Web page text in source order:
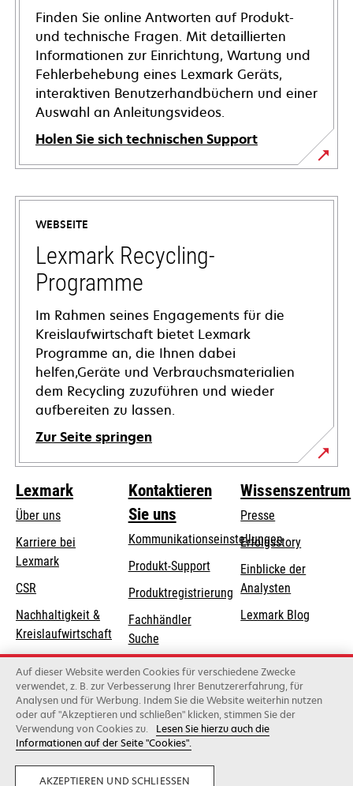
Finden Sie online Antworten auf Produkt-
und technische Fragen. Mit detaillierten
Informationen zur Einrichtung, Wartung und
Fehlerbehebung eines Lexmark Geräts,
interaktiven Benutzerhandbüchern und einer
Auswahl an Anleitungsvideos.
Holen Sie sich technischen Support
wird
in
neuen
Registerkarte
geöffnet
WEBSEITE
Lexmark Recycling-
Programme
Im Rahmen seines Engagements für die
Kreislaufwirtschaft bietet Lexmark
Programme an, die Ihnen dabei
helfen,Geräte und Verbrauchsmaterialien
dem Recycling zuzuführen und wieder
aufbereiten zu lassen.
Zur Seite springen
Lexmark
Über uns
Karriere bei
Lexmark
CSR
Nachhaltigkeit &
Kreislaufwirtschaft
Lexmark-Partner
Kontaktieren
Sie uns
Kommunikationseinstellungen
wird
in
einer
neuen
Registerkarte
geöffnet
Produkt-Supportwird
einer
neuen
geöffnet
Produktregistrierung
Fachhändler
Suche
Lexmark
Distributoren
Wissenszentrum
Presse
Erfolgsstory
Einblicke der
Analysten
Lexmark Blog
Lexmark International, Inc., ein Unternehmen von Xerox
©2026 Alle Rechte vorbehalten..
Privatsphäre
Auf dieser Website werden Cookies für verschiedene Zwecke
verwendet, z. B. zur Verbesserung Ihrer Benutzererfahrung, für
Analysen und für Werbung. Indem Sie die Website weiterhin nutzen
oder auf "Akzeptieren und schließen" klicken, stimmen Sie der
Verwendung von Cookies zu.
Lesen Sie hierzu auch die
Informationen auf der Seite "Cookies".
AKZEPTIEREN UND SCHLIESSEN